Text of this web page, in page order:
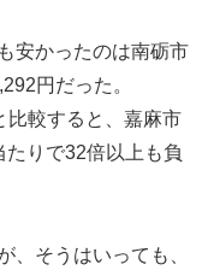
安かったのは南砺市
円だった。
比較すると、嘉麻市
りで32倍以上も負
、そうはいっても、